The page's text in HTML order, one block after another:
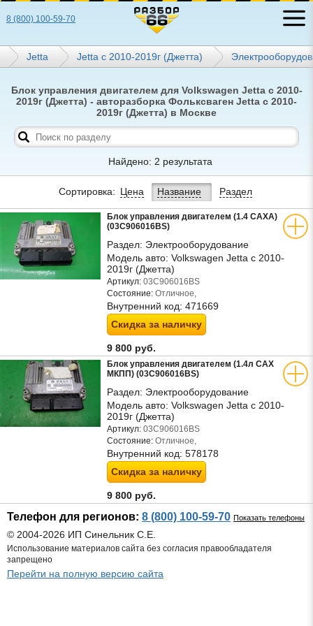
8 (800) 100-59-70
Jetta Jetta с 2010-2019г (Джетта)
Блок управления двигателем для Volkswagen Jetta с 2010-
2019г (Джетта) - авторазборка Фольксваген Jetta с 2010-
2019г (Джетта) в Москве
Найдено: 2 результата
Сортировка: Цена Название Раздел
Блок управления двигателем (1.4 CAXA)
(03C906016BS)
Раздел: Электрооборудование
Модель авто: Volkswagen Jetta с 2010-
2019г (Джетта)
Артикул: 03C906016BS
Состояние: Отличное,
Внутренний код: 471669
Скидка за наличку
9 800 руб.
Блок управления двигателем (1.4л CAX
МКПП) (03C906016BS)
Раздел: Электрооборудование
Модель авто: Volkswagen Jetta с 2010-
2019г (Джетта)
Артикул: 03C906016BS
Состояние: Отличное,
Внутренний код: 578178
Скидка за наличку
9 800 руб.
Телефон для регионов: 8 (800) 100-59-70 Показать телефоны
© 2004-2026 ИП Синельник С.Е.
Использование материалов сайта без согласия правообладателя
запрещено
Перейти на полную версию сайта